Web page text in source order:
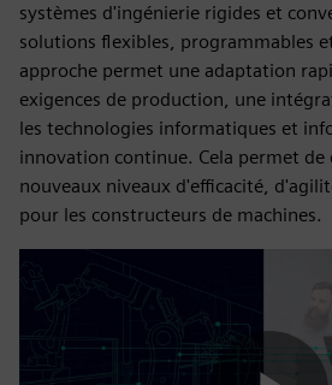
systèmes d'ingénierie rigides et
solutions flexibles, programmables
approche permet une adaptation
exigences de production, une
les technologies informatiques et
innovation continue. Cela permet de
nouveaux niveaux d'efficacité,
pour les constructeurs de machines.